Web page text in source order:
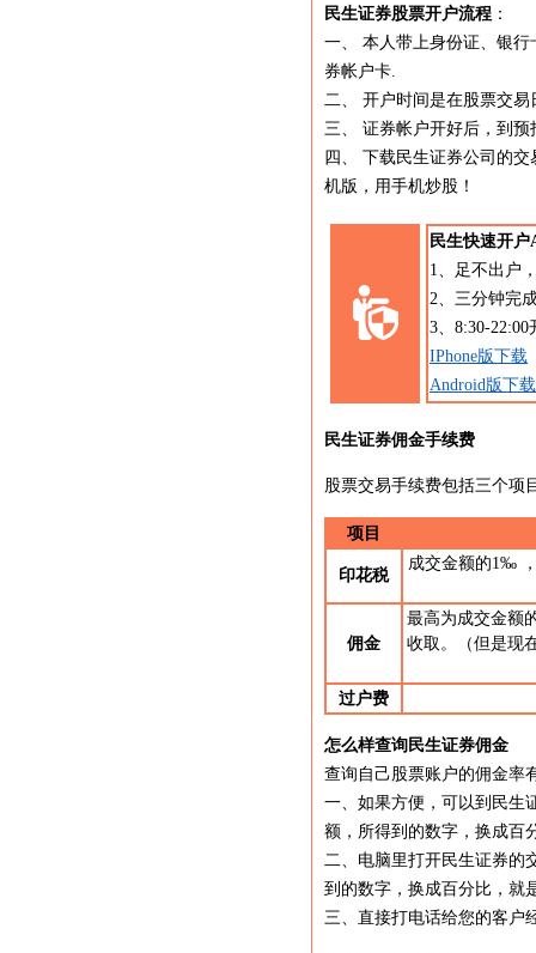
民生证券股票开户流程 ：
一、 本人带上身份证、银
券帐户卡.
二、 开户时间是在股票交易
三、 证券帐户开好后，到
四、 下载民生证券公司的
机版，用手机炒股！
民生快速开户
1、足不出户
2、三分钟完
3、8:30-
IPhone版下载
Android版下载
民生证券佣金手续费
股票交易手续费包括三个项
项目
印花税
成交金额的1‰
佣金
最高为成交金额
收取。（但是现
过户费
怎么样查询民生证券佣金
查询自己股票账户的佣金率
一、如果方便，可以到民生
额，所得到的数字，换成百
二、电脑里打开民生证券的
到的数字，换成百分比，就
三、直接打电话给您的客户